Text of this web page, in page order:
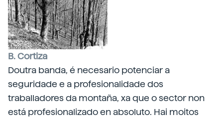
B. Cortiza
Doutra banda, é necesario potenciar a
seguridade e a profesionalidade dos
traballadores da montaña, xa que o sector non
está profesionalizado en absoluto. Hai moitos